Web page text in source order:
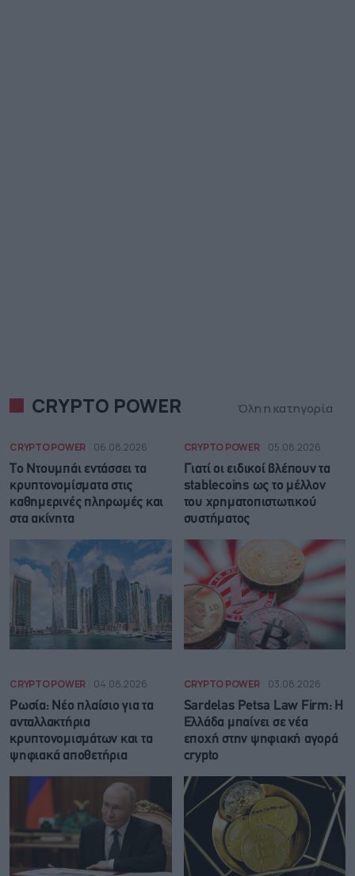
CRYPTO POWER Όλη η κατηγορία
CRYPTO POWER 06.08.2026
Το Ντουμπάι εντάσσει τα
κρυπτονομίσματα στις
καθημερινές πληρωμές και
στα ακίνητα
CRYPTO POWER 05.08.2026
Γιατί οι ειδικοί βλέπουν τα
stablecoins ως το μέλλον
του χρηματοπιστωτικού
συστήματος
CRYPTO POWER 04.08.2026
Ρωσία: Νέο πλαίσιο για τα
ανταλλακτήρια
κρυπτονομισμάτων και τα
ψηφιακά αποθετήρια
CRYPTO POWER 03.08.2026
Sardelas Petsa Law Firm: Η
Ελλάδα μπαίνει σε νέα
εποχή στην ψηφιακή αγορά
crypto